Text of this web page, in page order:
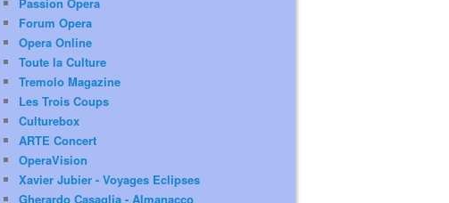
Forum Opera
Opera Online
Toute la Culture
Tremolo Magazine
Les Trois Coups
Culturebox
ARTE Concert
OperaVision
Xavier Jubier - Voyages Eclipses
Gherardo Casaglia - Almanacco